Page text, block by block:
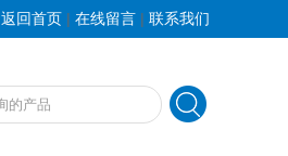
返回首页 | 在线留言 | 联系我们